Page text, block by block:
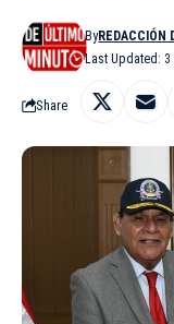
Last Updated: 3
ByREDACCIÓN
Share